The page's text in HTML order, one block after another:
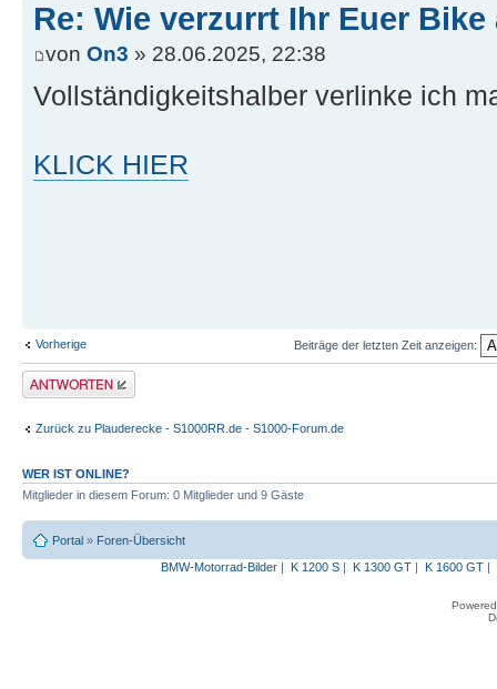
Re: Wie verzurrt Ihr Euer
von On3 » 28.06.2025, 22:38
Vollständigkeitshalber verlinke ich
KLICK HIER
Vorherige Beiträge der letzten Zeit anzeigen:
Antwort erstellen
Zurück zu Plauderecke - S1000RR.de - S1000-Forum.de
WER IST ONLINE?
Mitglieder in diesem Forum: 0 Mitglieder und 9 Gäste
Portal » Foren-Übersicht
BMW-Motorrad-Bilder| K 1200 S| K 1300 GT| K 1600 GT|